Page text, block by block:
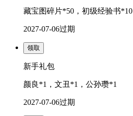
藏宝图碎片*50，初级经验书*10
2027-07-06过期
领取
新手礼包
颜良*1，文丑*1，公孙瓒*1
2027-07-06过期